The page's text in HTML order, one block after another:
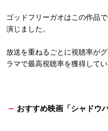
ゴッドフリーガオはこの作品で
演じました。
放送を重ねるごとに視聴率が
ラマで最高視聴率を獲得してい
おすすめ映画「シャドウ